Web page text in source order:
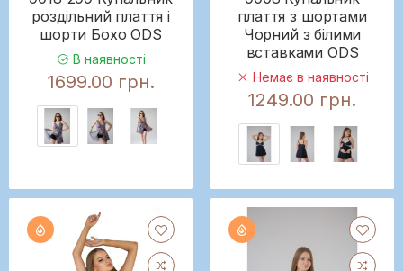
роздільний плаття і
шорти Бохо ODS
В наявності
1699.00 грн.
плаття з шортами
Чорний з білими
вставками ODS
Немає в наявності
1249.00 грн.